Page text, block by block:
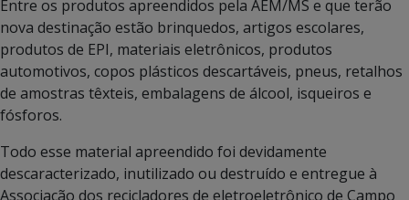
Entre os produtos apreendidos pela AEM/MS e que terão
nova destinação estão brinquedos, artigos escolares,
produtos de EPI, materiais eletrônicos, produtos
automotivos, copos plásticos descartáveis, pneus, retalhos
de amostras têxteis, embalagens de álcool, isqueiros e
fósforos.
Todo esse material apreendido foi devidamente
descaracterizado, inutilizado ou destruído e entregue à
Associação dos recicladores de eletroeletrônico de Campo